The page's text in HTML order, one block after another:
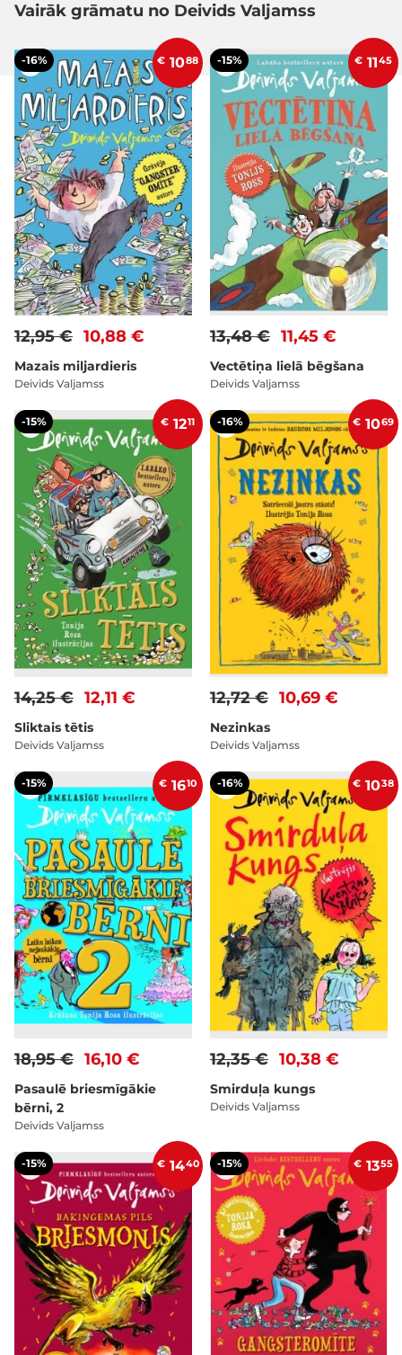
Vairāk grāmatu no Deivids Valjamss
-16% € 1088
10,88 €
12,95 €
Mazais miljardieris
Deivids Valjamss
-15% € 1145
11,45 €
13,48 €
Vectētiņa lielā bēgšana
Deivids Valjamss
-15% € 1211
12,11 €
14,25 €
Sliktais tētis
Deivids Valjamss
-16% € 1069
10,69 €
12,72 €
Nezinkas
Deivids Valjamss
-15% € 1610
16,10 €
18,95 €
Pasaulē briesmīgākie
bērni, 2
Deivids Valjamss
-16% € 1038
10,38 €
12,35 €
Smirduļa kungs
Deivids Valjamss
-15% € 1440 -15% € 1355